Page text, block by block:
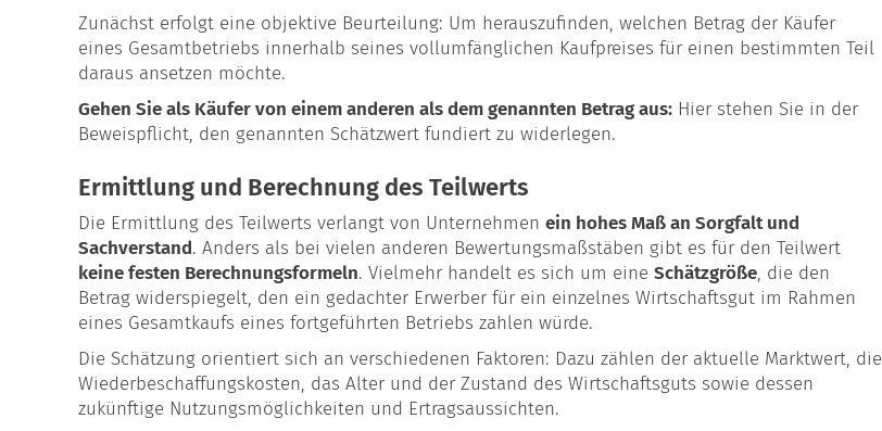
Zunächst erfolgt eine objektive Beurteilung: Um herauszufinden, welchen Betrag der Käufer
eines Gesamtbetriebs innerhalb seines vollumfänglichen Kaufpreises für einen bestimmten Teil
daraus ansetzen möchte.
Gehen Sie als Käufer von einem anderen als dem genannten Betrag aus: Hier stehen Sie in der
Beweispflicht, den genannten Schätzwert fundiert zu widerlegen.
Ermittlung und Berechnung des Teilwerts
Die Ermittlung des Teilwerts verlangt von Unternehmen ein hohes Maß an Sorgfalt und
Sachverstand. Anders als bei vielen anderen Bewertungsmaßstäben gibt es für den Teilwert
keine festen Berechnungsformeln. Vielmehr handelt es sich um eine Schätzgröße, die den
Betrag widerspiegelt, den ein gedachter Erwerber für ein einzelnes Wirtschaftsgut im Rahmen
eines Gesamtkaufs eines fortgeführten Betriebs zahlen würde.
Die Schätzung orientiert sich an verschiedenen Faktoren: Dazu zählen der aktuelle Marktwert, die
Wiederbeschaffungskosten, das Alter und der Zustand des Wirtschaftsguts sowie dessen
zukünftige Nutzungsmöglichkeiten und Ertragsaussichten.